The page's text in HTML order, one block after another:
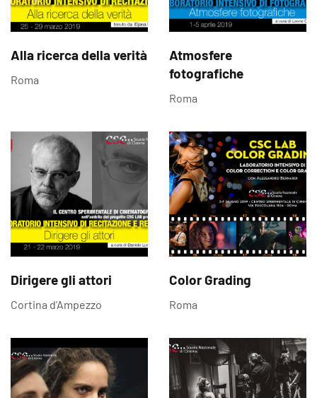
Alla ricerca della verità
Roma
Atmosfere
fotografiche
Roma
Dirigere gli attori
Cortina d’Ampezzo
Color Grading
Roma